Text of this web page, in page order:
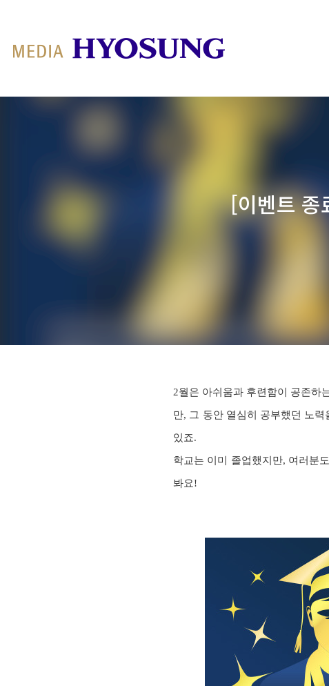
MY FRIEND HYOSUNG
[이벤트 종
2월은 아쉬움과 후련함이 공존하
만, 그 동안 열심히 공부했던 노
있죠.
학교는 이미 졸업했지만, 여러분
봐요!